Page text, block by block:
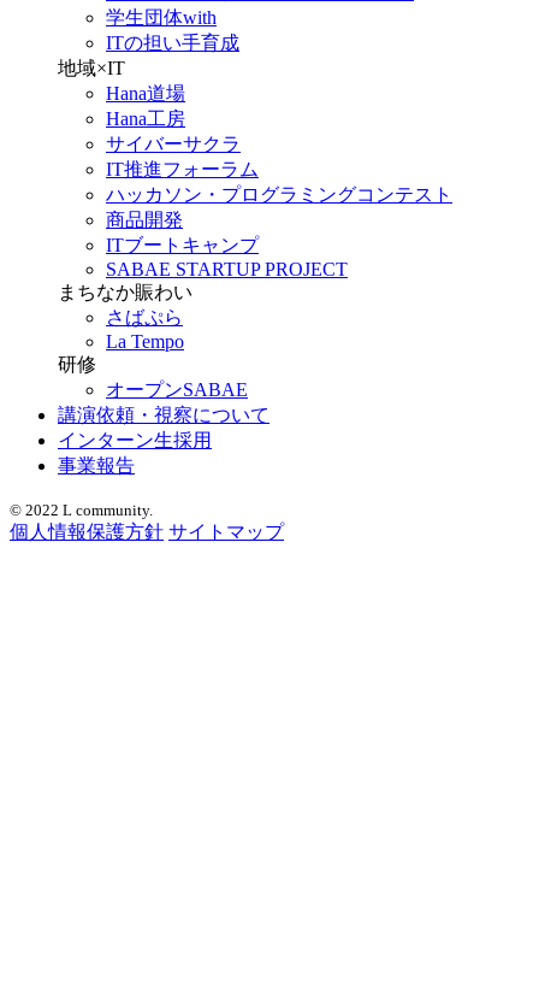
学生団体with
ITの担い手育成
地域×IT
Hana道場
Hana工房
サイバーサクラ
IT推進フォーラム
ハッカソン・プログラミングコンテスト
商品開発
ITブートキャンプ
SABAE STARTUP PROJECT
まちなか賑わい
さばぷら
La Tempo
研修
オープンSABAE
講演依頼・視察について
インターン生採用
事業報告
© 2022 L community.
個人情報保護方針 サイトマップ